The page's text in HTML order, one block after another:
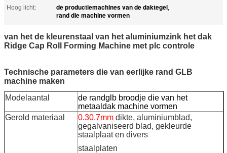
Hoog licht:
de productiemachines van de daktegel,
rand die machine vormen
van het de kleurenstaal van het aluminiumzink het dak
Ridge Cap Roll Forming Machine met plc controle
Technische parameters die van eerlijke rand GLB
machine maken
Modelaantal
de randglb broodje die van het
metaaldak machine vormen
Gerold materiaal
0.30.7mm dikte, aluminiumblad,
gegalvaniseerd blad, gekleurde
staalplaat en divers
staalplaten